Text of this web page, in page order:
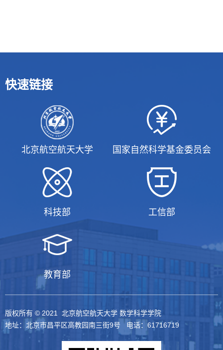
快速链接
北京航空航天大学 国家自然科学基金委员会
科技部 工信部
教育部
版权所有 © 2021 北京航空航天大学 数学科学学院
地址：北京市昌平区高教园南三街9号 电话：61716719